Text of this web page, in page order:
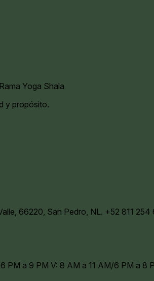
Rama Yoga Shala
y propósito.
66220, San Pedro, NL. +52 811 254
a 9 PM V: 8 AM a 11 AM/6 PM a 8